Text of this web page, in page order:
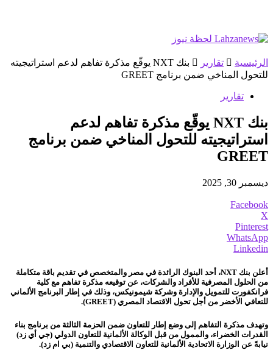
الرئيسية تقارير
بنك NXT يوقّع مذكرة تفاهم لدعم استراتيجيته
للتحول المناخي ضمن برنامج GREET
تقارير
بنك NXT يوقّع مذكرة تفاهم لدعم
استراتيجيته للتحول المناخي ضمن برنامج
GREET
ديسمبر 30, 2025
Facebook
X
Pinterest
WhatsApp
Linkedin
أعلن بنك NXT، أحد البنوك الرائدة في مصر والمتخصص في تقديم باقة متكاملة
من الحلول المصرفية للأفراد والشركات، عن توقيعه مذكرة تفاهم مع كلية
فرانكفورت للتمويل والإدارة وشركة شيمونيكس، وذلك في إطار البرنامج الألماني
للتعافي الأخضر من أجل تحول الاقتصاد المصري (GREET).
وتهدف مذكرة التفاهم إلى وضع إطار للتعاون ضمن الحزمة الثالثة من برنامج بناء
القدرات الخضراء، والممول من قبل الوكالة الألمانية للتعاون الدولي (جي أي زد)
نيابةً عن الوزارة الاتحادية الألمانية للتعاون الاقتصادي والتنمية (بي ام زد).